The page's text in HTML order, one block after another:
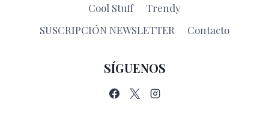
FAVORITOS
LA
Cool Stuff
Trendy
SUSCRIPCIÓN NEWSLETTER
Contacto
SÍGUENOS